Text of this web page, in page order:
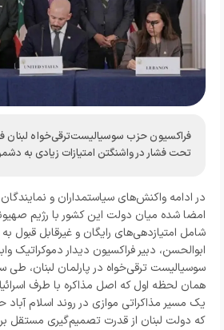
فراکسیون حزب سوسیالیست‌ترقی‌خواه
تحت فشار در واشنگتن امتیازات زیادی به
در ادامه واکنش‌های سیاستمداران و نمایندگان
امضا شده میان دولت این کشور با رژیم
شامل امتیازدهی‌های رایگان و غیرقابل
ابوالحسن، دبیر فراکسیون دیدار دموکراتیک
سوسیالیست ترقی‌خواه در پارلمان لبنان، طی
همان لحظه اول که اصل مذاکره با طرف
یک مسیر مذاکراتی موازی در روند اسلام آباد
که دولت لبنان از قدرت تصمیم‌گیری مستقل